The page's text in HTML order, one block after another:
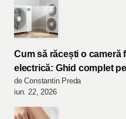
Cum să răcești o cameră
electrică: Ghid complet
de Constantin Preda
iun. 22, 2026